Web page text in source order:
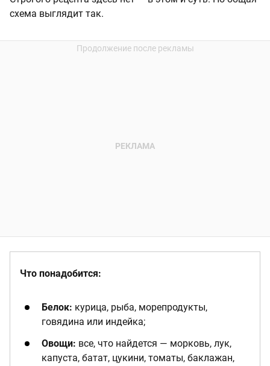
схема выглядит так.
Что понадобится:
Белок: курица, рыба, морепродукты,
говядина или индейка;
Овощи: все, что найдется — морковь, лук,
капуста, батат, цукини, томаты, баклажан,